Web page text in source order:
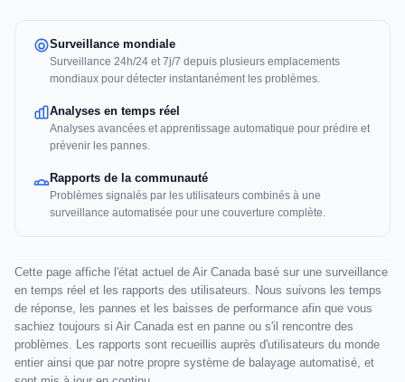
Surveillance mondiale
Surveillance 24h/24 et 7j/7 depuis plusieurs emplacements
mondiaux pour détecter instantanément les problèmes.
Analyses en temps réel
Analyses avancées et apprentissage automatique pour prédire et
prévenir les pannes.
Rapports de la communauté
Problèmes signalés par les utilisateurs combinés à une
surveillance automatisée pour une couverture complète.
Cette page affiche l'état actuel de Air Canada basé sur une surveillance
en temps réel et les rapports des utilisateurs. Nous suivons les temps
de réponse, les pannes et les baisses de performance afin que vous
sachiez toujours si Air Canada est en panne ou s'il rencontre des
problèmes. Les rapports sont recueillis auprès d'utilisateurs du monde
entier ainsi que par notre propre système de balayage automatisé, et